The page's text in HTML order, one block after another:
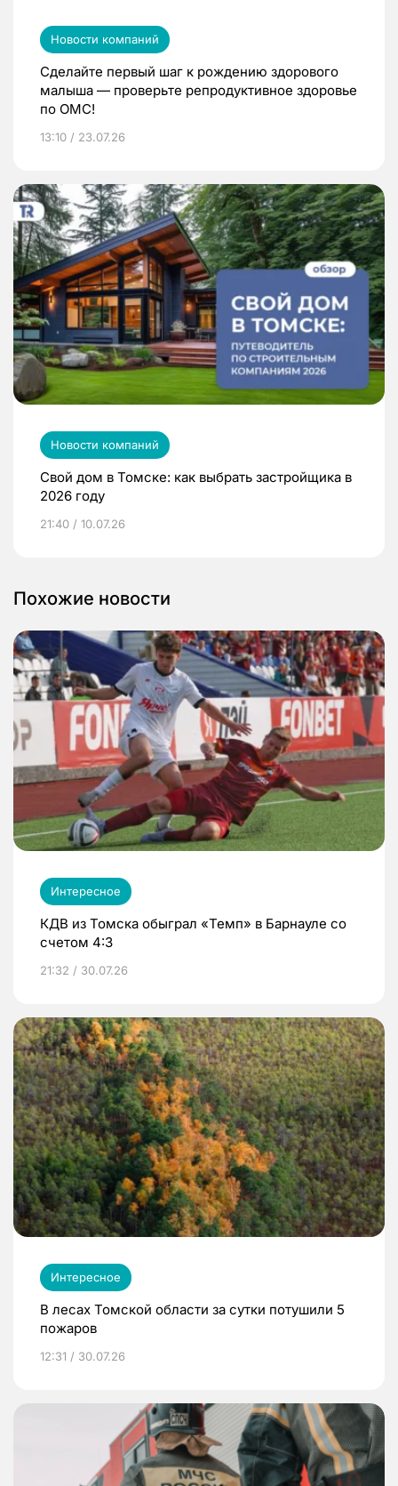
Новости компаний
Сделайте первый шаг к рождению здорового
малыша — проверьте репродуктивное здоровье
по ОМС!
13:10 / 23.07.26
Новости компаний
Свой дом в Томске: как выбрать застройщика в
2026 году
21:40 / 10.07.26
Похожие новости
Интересное
КДВ из Томска обыграл «Темп» в Барнауле со
счетом 4:3
21:32 / 30.07.26
Интересное
В лесах Томской области за сутки потушили 5
пожаров
12:31 / 30.07.26